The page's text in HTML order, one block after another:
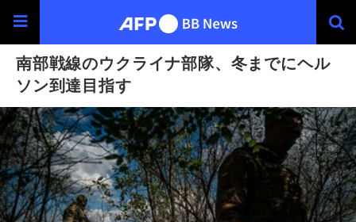
南部戦線のウクライナ部隊、冬までにヘル
ソン到達目指す